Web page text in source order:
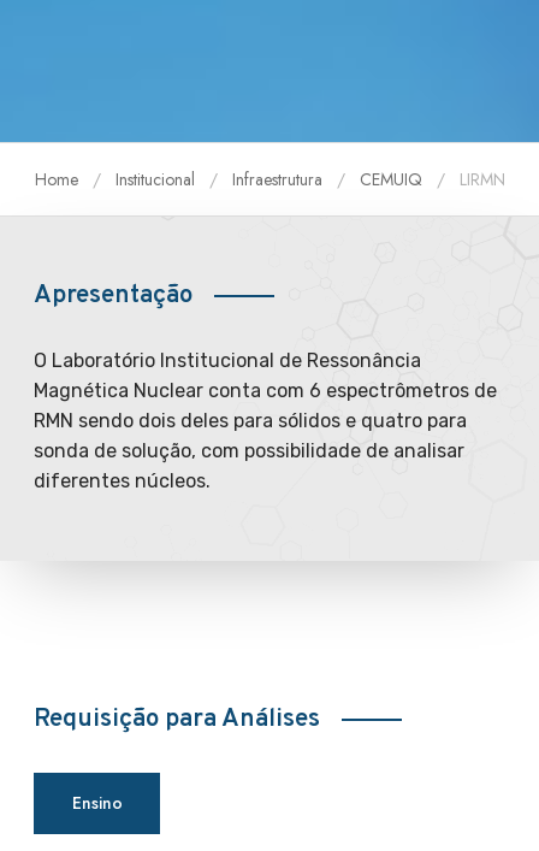
Home Institucional Infraestrutura CEMUIQ LIRMN
Apresentação
O Laboratório Institucional de Ressonância
Magnética Nuclear conta com 6 espectrômetros de
RMN sendo dois deles para sólidos e quatro para
sonda de solução, com possibilidade de analisar
diferentes núcleos.
Requisição para Análises
Ensino